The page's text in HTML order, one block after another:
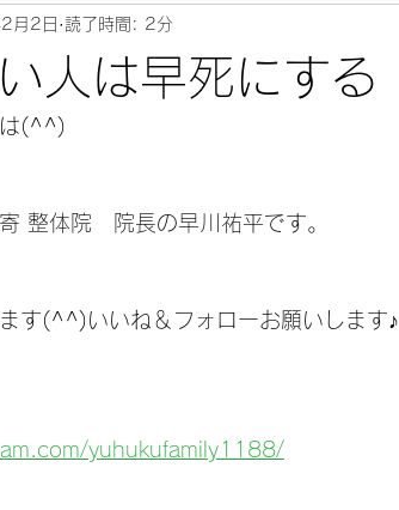
リエ～
人は早死にする
月2日 読了時間: 2分
は(^^)
整体院　院長の早川祐平です。
ます(^^)いいね＆フォローお願いします♪
yuhukufamily1188/